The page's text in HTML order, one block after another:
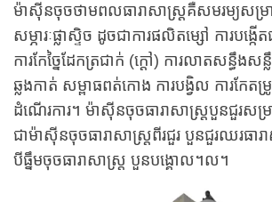
ម៉ាស៊ីនចុចថាមពលធារាសាស្ត្រគឺសមរម្យសម្រ
សម្ភារៈផ្លាស្ទិច ដូចជាការផលិតម្សៅ ការបង្ក
ការកែច្នៃដែកត្រជាក់ (ក្តៅ) ការលាតសន្ធឹងស
ឆ្លងកាត់ សម្ពាធពត់កោង ការបង្វិល ការកែត
ដំណើរការ។ ម៉ាស៊ីនចុចធារាសាស្ត្របួនជួរសម្
ជាម៉ាស៊ីនចុចធារាសាស្ត្រពីរជួរ បួនជួរឈរធារ
បីធ្នឹមចុចធារាសាស្ត្រ បួនបង្គោល។ល។